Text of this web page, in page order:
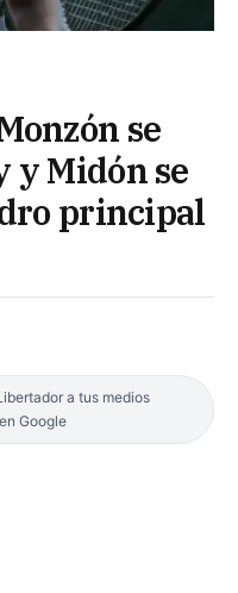
se
y Midón se
principal
a tus medios
Google